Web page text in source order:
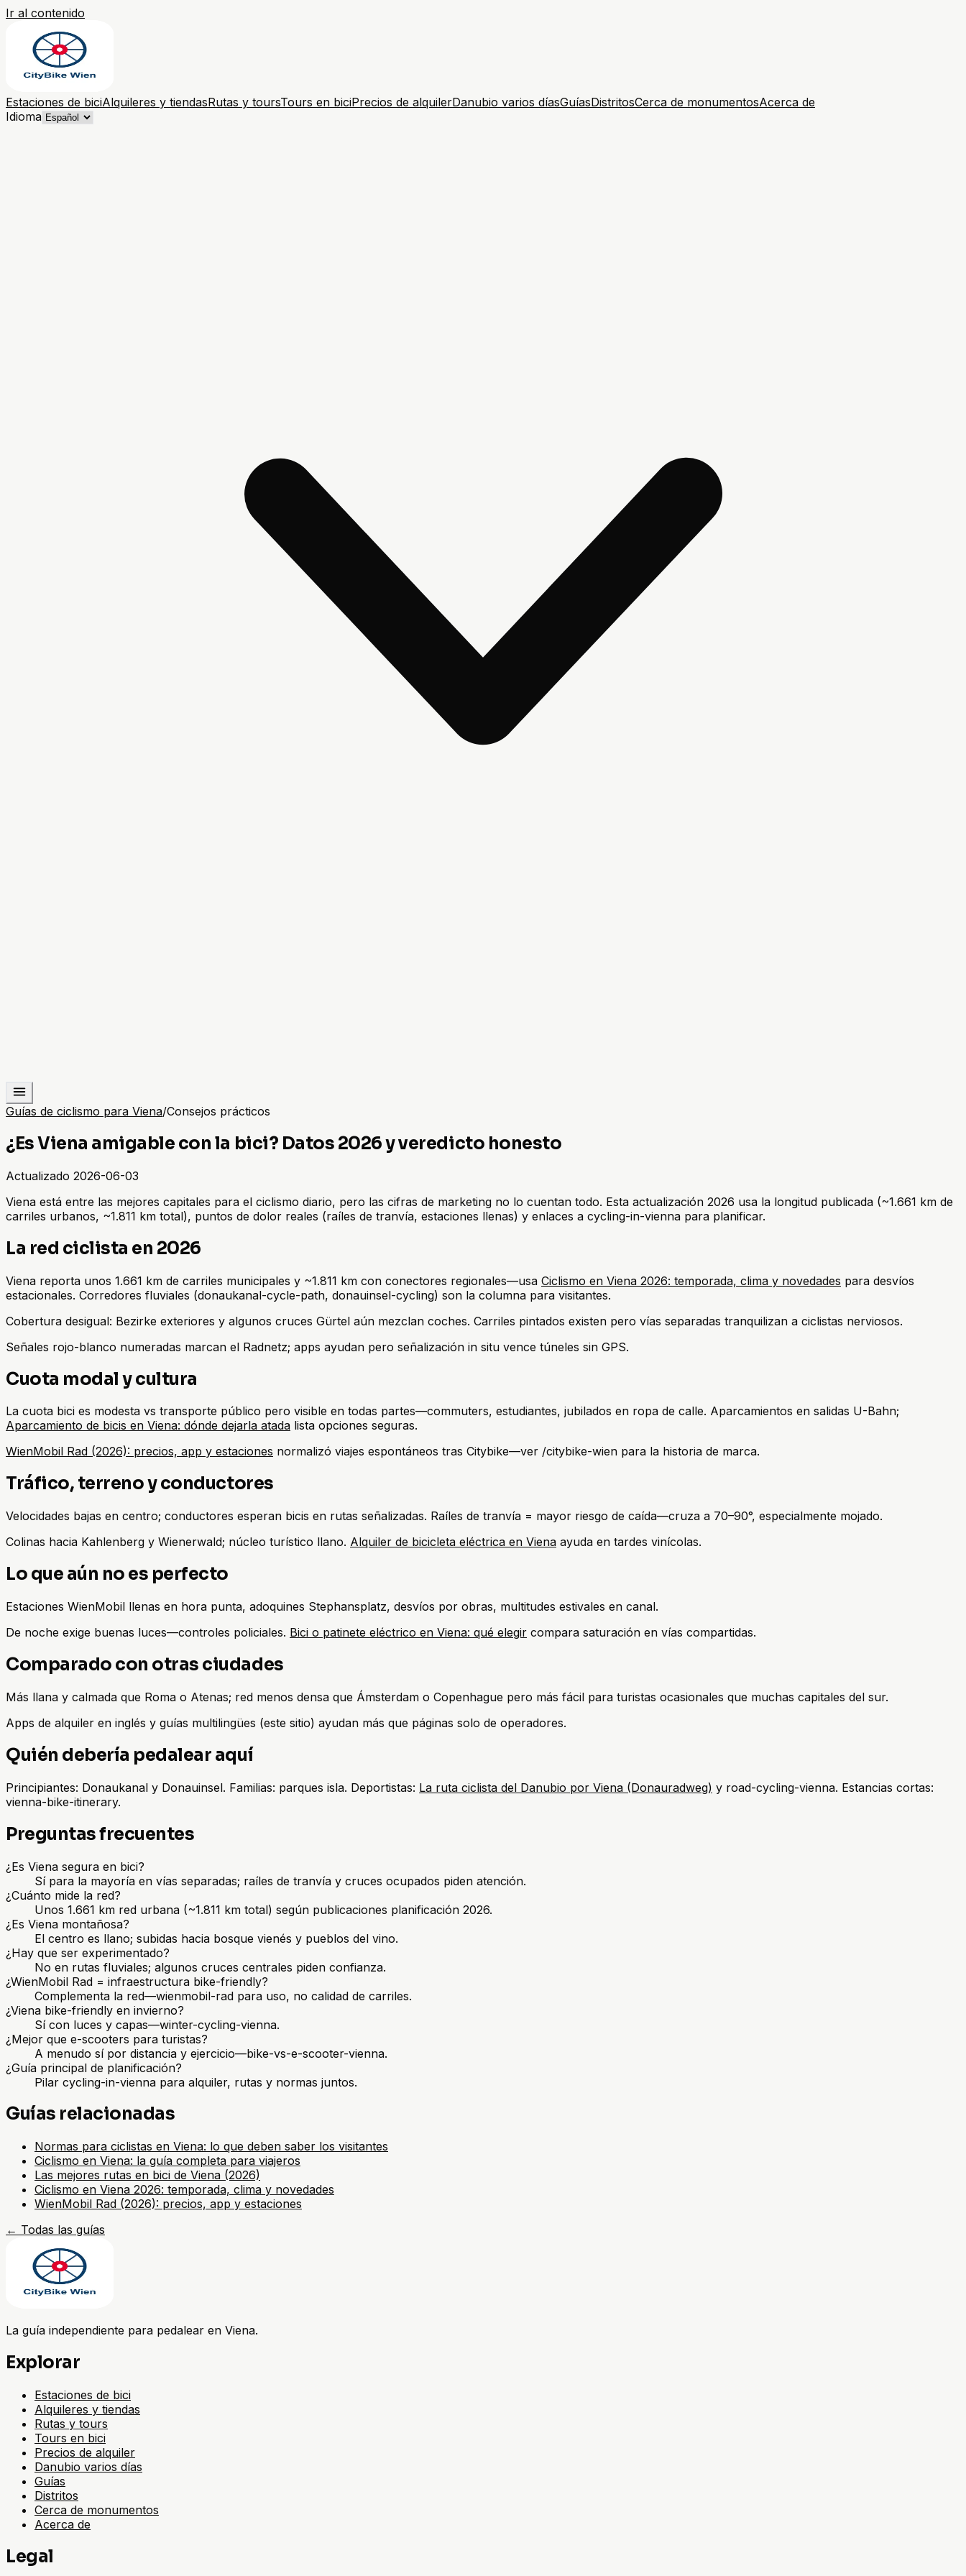
Ir al contenido
Estaciones de biciAlquileres y tiendasRutas y toursTours en biciPrecios de alquilerDanubio varios díasGuíasDistritosCerca de monumentosAcerca de
Idioma
Guías de ciclismo para Viena/Consejos prácticos
¿Es Viena amigable con la bici? Datos 2026 y veredicto honesto
Actualizado 2026-06-03
Viena está entre las mejores capitales para el ciclismo diario, pero las cifras de marketing no lo cuentan todo. Esta actualización 2026 usa la longitud publicada (~1.661 km de
carriles urbanos, ~1.811 km total), puntos de dolor reales (raíles de tranvía, estaciones llenas) y enlaces a cycling-in-vienna para planificar.
La red ciclista en 2026
Viena reporta unos 1.661 km de carriles municipales y ~1.811 km con conectores regionales—usa Ciclismo en Viena 2026: temporada, clima y novedades para desvíos
estacionales. Corredores fluviales (donaukanal-cycle-path, donauinsel-cycling) son la columna para visitantes.
Cobertura desigual: Bezirke exteriores y algunos cruces Gürtel aún mezclan coches. Carriles pintados existen pero vías separadas tranquilizan a ciclistas nerviosos.
Señales rojo-blanco numeradas marcan el Radnetz; apps ayudan pero señalización in situ vence túneles sin GPS.
Cuota modal y cultura
La cuota bici es modesta vs transporte público pero visible en todas partes—commuters, estudiantes, jubilados en ropa de calle. Aparcamientos en salidas U-Bahn;
Aparcamiento de bicis en Viena: dónde dejarla atada lista opciones seguras.
WienMobil Rad (2026): precios, app y estaciones normalizó viajes espontáneos tras Citybike—ver /citybike-wien para la historia de marca.
Tráfico, terreno y conductores
Velocidades bajas en centro; conductores esperan bicis en rutas señalizadas. Raíles de tranvía = mayor riesgo de caída—cruza a 70–90°, especialmente mojado.
Colinas hacia Kahlenberg y Wienerwald; núcleo turístico llano. Alquiler de bicicleta eléctrica en Viena ayuda en tardes vinícolas.
Lo que aún no es perfecto
Estaciones WienMobil llenas en hora punta, adoquines Stephansplatz, desvíos por obras, multitudes estivales en canal.
De noche exige buenas luces—controles policiales. Bici o patinete eléctrico en Viena: qué elegir compara saturación en vías compartidas.
Comparado con otras ciudades
Más llana y calmada que Roma o Atenas; red menos densa que Ámsterdam o Copenhague pero más fácil para turistas ocasionales que muchas capitales del sur.
Apps de alquiler en inglés y guías multilingües (este sitio) ayudan más que páginas solo de operadores.
Quién debería pedalear aquí
Principiantes: Donaukanal y Donauinsel. Familias: parques isla. Deportistas: La ruta ciclista del Danubio por Viena (Donauradweg) y road-cycling-vienna. Estancias cortas:
vienna-bike-itinerary.
Preguntas frecuentes
¿Es Viena segura en bici?
Sí para la mayoría en vías separadas; raíles de tranvía y cruces ocupados piden atención.
¿Cuánto mide la red?
Unos 1.661 km red urbana (~1.811 km total) según publicaciones planificación 2026.
¿Es Viena montañosa?
El centro es llano; subidas hacia bosque vienés y pueblos del vino.
¿Hay que ser experimentado?
No en rutas fluviales; algunos cruces centrales piden confianza.
¿WienMobil Rad = infraestructura bike-friendly?
Complementa la red—wienmobil-rad para uso, no calidad de carriles.
¿Viena bike-friendly en invierno?
Sí con luces y capas—winter-cycling-vienna.
¿Mejor que e-scooters para turistas?
A menudo sí por distancia y ejercicio—bike-vs-e-scooter-vienna.
¿Guía principal de planificación?
Pilar cycling-in-vienna para alquiler, rutas y normas juntos.
Guías relacionadas
Normas para ciclistas en Viena: lo que deben saber los visitantes
Ciclismo en Viena: la guía completa para viajeros
Las mejores rutas en bici de Viena (2026)
Ciclismo en Viena 2026: temporada, clima y novedades
WienMobil Rad (2026): precios, app y estaciones
← Todas las guías
La guía independiente para pedalear en Viena.
Explorar
Estaciones de bici
Alquileres y tiendas
Rutas y tours
Tours en bici
Precios de alquiler
Danubio varios días
Guías
Distritos
Cerca de monumentos
Acerca de
Legal